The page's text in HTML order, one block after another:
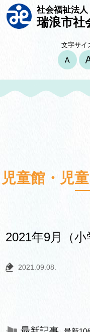
社会福祉法人
瑞浪市社
文字サイ
児童館・児
2021年9月（小
2021.09.08.